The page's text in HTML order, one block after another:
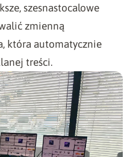
szesnastocalowe
zmienną
która automatycznie
treści.